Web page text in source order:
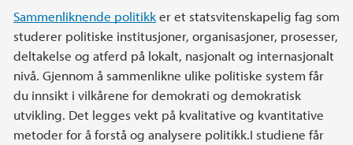
Sammenliknende politikker et statsvitenskapelig fag som
studerer politiske institusjoner, organisasjoner, prosesser,
deltakelse og atferd på lokalt, nasjonalt og internasjonalt
nivå. Gjennom å sammenlikne ulike politiske system får
du innsikt i vilkårene for demokrati og demokratisk
utvikling. Det legges vekt på kvalitative og kvantitative
metoder for å forstå og analysere politikk.I studiene får